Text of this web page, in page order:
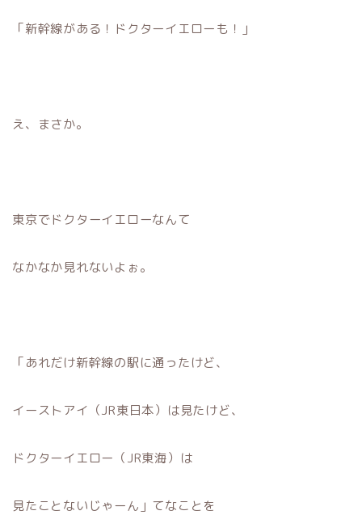
「新幹線がある！ドクターイエローも！」
え、まさか。
東京でドクターイエローなんて
なかなか見れないよぉ。
「あれだけ新幹線の駅に通ったけど、
イーストアイ（JR東日本）は見たけど、
ドクターイエロー（JR東海）は
見たことないじゃーん」てなことを